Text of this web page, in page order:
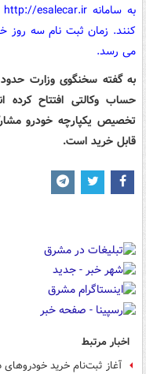
می رسد.
قابل خرید است.
اخبار مرتبط
آغاز ثبت‌‎نام خرید خودروهای داخلی در سامانه یکپارچه + جزئیات